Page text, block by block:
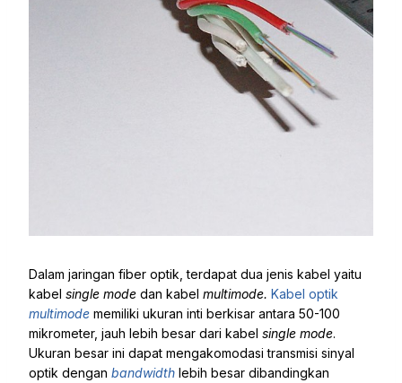
Dalam jaringan fiber optik, terdapat dua jenis kabel yaitu
kabel single mode dan kabel multimode. Kabel optik
multimode memiliki ukuran inti berkisar antara 50-100
mikrometer, jauh lebih besar dari kabel single mode.
Ukuran besar ini dapat mengakomodasi transmisi sinyal
optik dengan bandwidth lebih besar dibandingkan